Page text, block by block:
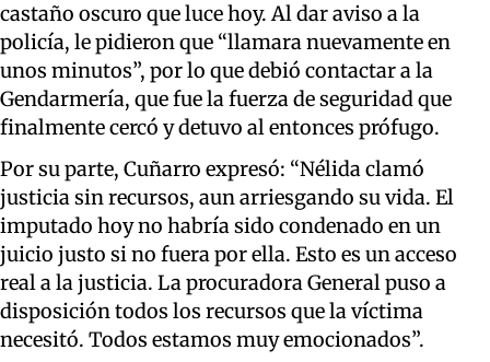
castaño oscuro que luce hoy. Al dar aviso a la
policía, le pidieron que “llamara nuevamente en
unos minutos”, por lo que debió contactar a la
Gendarmería, que fue la fuerza de seguridad que
finalmente cercó y detuvo al entonces prófugo.
Por su parte, Cuñarro expresó: “Nélida clamó
justicia sin recursos, aun arriesgando su vida. El
imputado hoy no habría sido condenado en un
juicio justo si no fuera por ella. Esto es un acceso
real a la justicia. La procuradora General puso a
disposición todos los recursos que la víctima
necesitó. Todos estamos muy emocionados”.